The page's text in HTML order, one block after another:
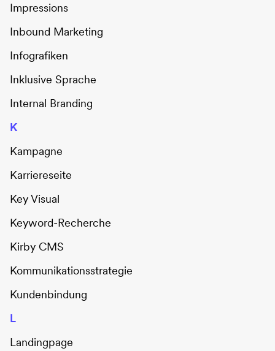
Impressions
Inbound Marketing
Infografiken
Inklusive Sprache
Internal Branding
K
Kampagne
Karriereseite
Key Visual
Keyword-Recherche
Kirby CMS
Kommunikationsstrategie
Kundenbindung
L
Landingpage